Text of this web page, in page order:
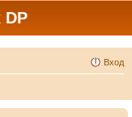
DP
Вход